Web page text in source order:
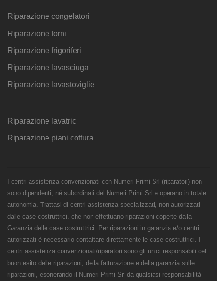
Riparazione congelatori
Riparazione forni
Riparazione frigoriferi
Riparazione lavasciuga
Riparazione lavastoviglie
Riparazione lavatrici
Riparazione piani cottura
I centri assistenza convenzionati con Numeri Primi Srl (riparatori) non
sono dipendenti, né subordinati del Numeri Primi Srl e operano in totale
autonomia. Trattasi di centri assistenza specializzati, non autorizzati
dalle case costruttrici, che non effettuano riparazioni coperte dalla
Garanzia delle case costruttrici. Per riparazioni in garanzia e/o centri
autorizzati è necessario contattare direttamente le case costruttrici. I
centri assistenza convenzionati/riparatori sono gli unici responsabili del
buon esito delle riparazioni, della fatturazione e della garanzia sulle
riparazioni, esonerando il Numeri Primi Srl da qualsiasi responsabilità